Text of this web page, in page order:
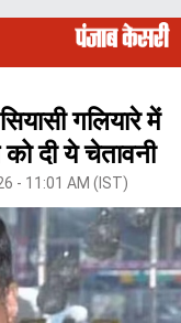
गलियारे में
दी ये चेतावनी
- 11:01 AM (IST)